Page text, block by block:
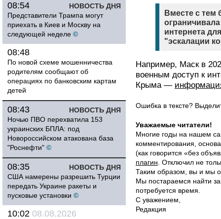
НОВОСТЬ ДНЯ
08:54
Представители Трампа могут
приехать в Киев и Москву на
следующей неделе ©
08:48
По новой схеме мошенничества
родителям сообщают об
операциях по банковским картам
детей
НОВОСТЬ ДНЯ
08:43
Ночью ПВО перехватила 153
украинских БПЛА: под
Новороссийском атакована база
"Роснефти" ©
НОВОСТЬ ДНЯ
08:35
США намерены разрешить Турции
передать Украине ракеты и
пусковые установки ©
10:02 08.08.2026
Вместе с тем
интернета
"эскалации
Например, Маск в
военным доступ к
Крыма —
Ошибка в тексте?
Уважаемые читатели!
Многие годы на нашем
комментирования,
(как говорится «без
плагин . Отключил не
Таким образом, вы и мы
Мы постараемся найти
потребуется время.
С уважением,
Редакция